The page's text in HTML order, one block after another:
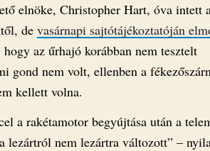
elnöke, Christopher Hart, óva intett
de vasárnapi sajtótájékoztatóján
az űrhajó korábban nem tesztelt
gond nem volt, ellenben a
kellett volna.
a rakétamotor begyújtása után a
lezártról nem lezártra változott” –